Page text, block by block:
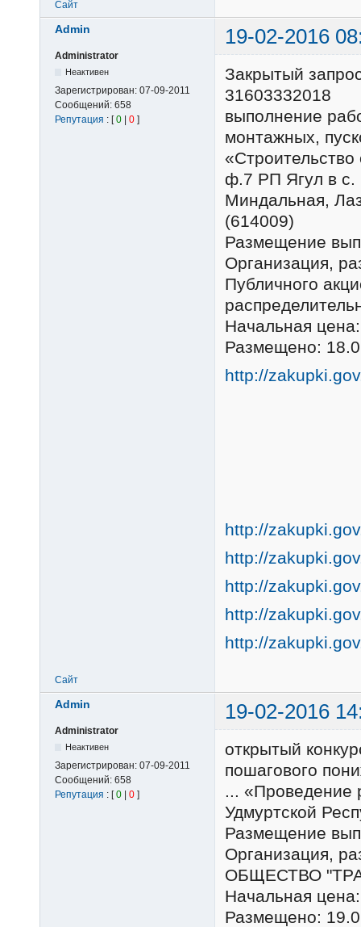
Сайт
Admin 19-02-2016
Administrator
Неактивен
Зарегистрирован: 07-09-2011
Сообщений: 658
Репутация : [0 0 ]
Закрытый
31603332018
выполнение
монтажных,
ф.7 РП Ягул в с.
Миндальная,
(614009)
Размещение
Организация,
Публичного
Начальная
Размещено:
http://
http://
http://
http://
http://
http://
Сайт
Admin 19-02-2016
Administrator
Неактивен
Зарегистрирован: 07-09-2011
Сообщений: 658
Репутация : [0 0 ]
открытый
пошагового
... «Проведение
Удмуртской
Размещение
Организация,
ОБЩЕСТВО
Начальная
Размещено: